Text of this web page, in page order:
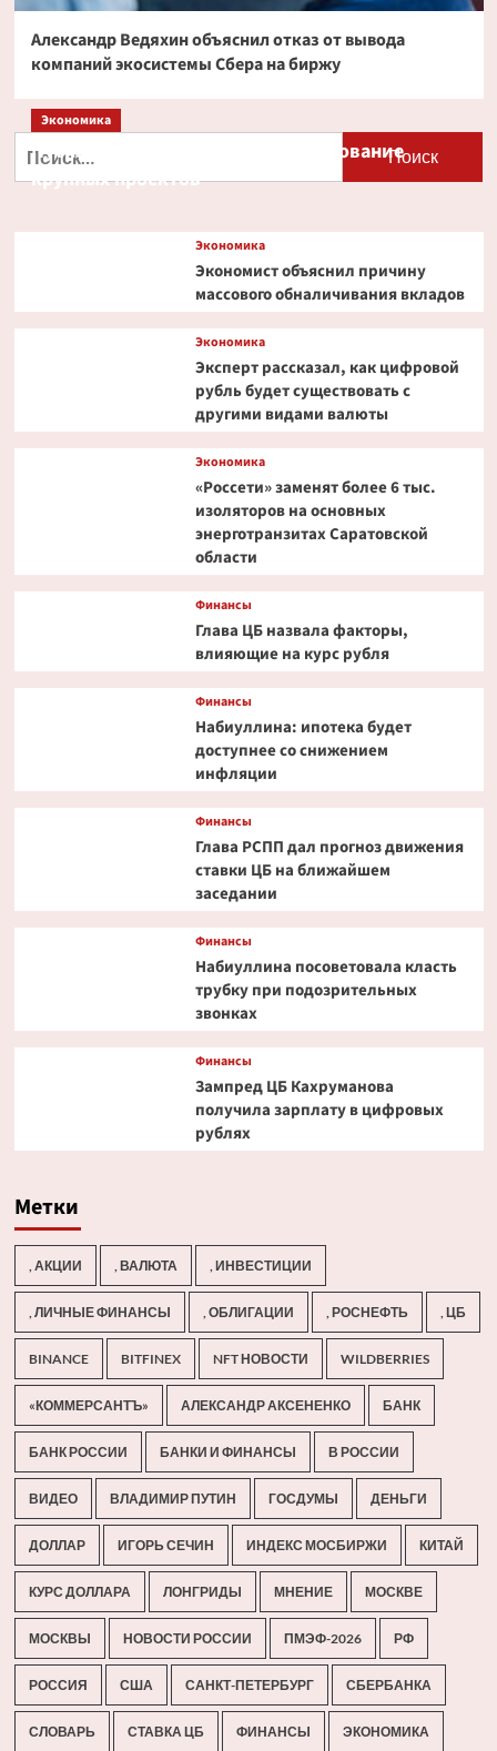
Александр Ведяхин объяснил отказ от вывода
компаний экосистемы Сбера на биржу
Экономика
Путин и Костин обсудили кредитование
крупных проектов
Экономика
Экономист объяснил причину
массового обналичивания вкладов
Экономика
Эксперт рассказал, как цифровой
рубль будет существовать с
другими видами валюты
Экономика
«Россети» заменят более 6 тыс.
изоляторов на основных
энерготранзитах Саратовской
области
Финансы
Глава ЦБ назвала факторы,
влияющие на курс рубля
Финансы
Набиуллина: ипотека будет
доступнее со снижением
инфляции
Финансы
Глава РСПП дал прогноз движения
ставки ЦБ на ближайшем
заседании
Финансы
Набиуллина посоветовала класть
трубку при подозрительных
звонках
Финансы
Зампред ЦБ Кахруманова
получила зарплату в цифровых
рублях
Метки
, АКЦИИ , ВАЛЮТА , ИНВЕСТИЦИИ
, ЛИЧНЫЕ ФИНАНСЫ , ОБЛИГАЦИИ , РОСНЕФТЬ , ЦБ
BINANCE BITFINEX NFT НОВОСТИ WILDBERRIES
«КОММЕРСАНТЪ» АЛЕКСАНДР АКСЕНЕНКО БАНК
БАНК РОССИИ БАНКИ И ФИНАНСЫ В РОССИИ
ВИДЕО ВЛАДИМИР ПУТИН ГОСДУМЫ ДЕНЬГИ
ДОЛЛАР ИГОРЬ СЕЧИН ИНДЕКС МОСБИРЖИ КИТАЙ
КУРС ДОЛЛАРА ЛОНГРИДЫ МНЕНИЕ МОСКВЕ
МОСКВЫ НОВОСТИ РОССИИ ПМЭФ-2026 РФ
РОССИЯ США САНКТ-ПЕТЕРБУРГ СБЕРБАНКА
СЛОВАРЬ СТАВКА ЦБ ФИНАНСЫ ЭКОНОМИКА